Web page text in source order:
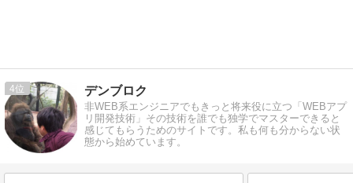
4 デンブロク
非WEB系エンジニアでもきっと将来役に立つ「WEBアプ
リ開発技術」その技術を誰でも独学でマスターできると
感じてもらうためのサイトです。私も何も分からない状
態から始めています。